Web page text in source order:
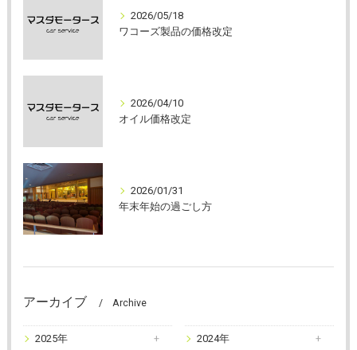
2026/05/18
ワコーズ製品の価格改定
2026/04/10
オイル価格改定
2026/01/31
年末年始の過ごし方
アーカイブ Archive
2025年 2024年